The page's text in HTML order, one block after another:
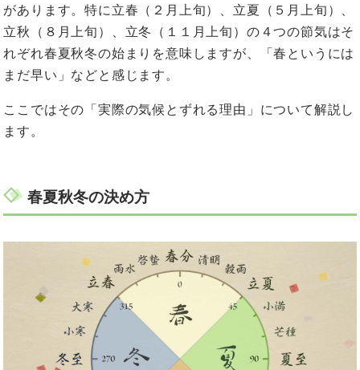
があります。特に立春（２月上旬）、立夏（５月上旬）、
立秋（８月上旬）、立冬（１１月上旬）の４つの節気はそ
れぞれ春夏秋冬の始まりを意味しますが、「春というには
まだ早い」などと感じます。
ここではその「実際の気候とずれる理由」について解説し
ます。
春夏秋冬の決め方